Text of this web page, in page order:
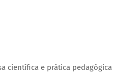
científica e prática pedagógica